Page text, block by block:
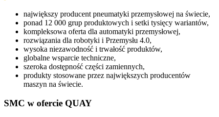
największy producent pneumatyki przemysłowej na świecie,
ponad 12 000 grup produktowych i setki tysięcy wariantów,
kompleksowa oferta dla automatyki przemysłowej,
rozwiązania dla robotyki i Przemysłu 4.0,
wysoka niezawodność i trwałość produktów,
globalne wsparcie techniczne,
szeroka dostępność części zamiennych,
produkty stosowane przez największych producentów
maszyn na świecie.
SMC w ofercie QUAY